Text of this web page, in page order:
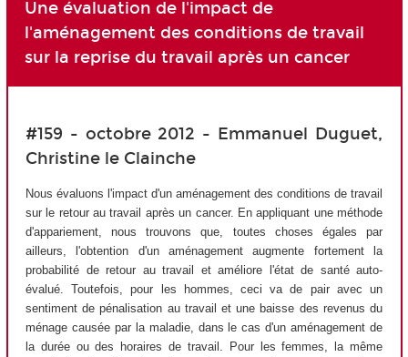
Une évaluation de l'impact de
l'aménagement des conditions de travail
sur la reprise du travail après un cancer
#159 - octobre 2012 - Emmanuel Duguet,
Christine le Clainche
Nous évaluons l'impact d'un aménagement des conditions de travail
sur le retour au travail après un cancer. En appliquant une méthode
d'appariement, nous trouvons que, toutes choses égales par
ailleurs, l'obtention d'un aménagement augmente fortement la
probabilité de retour au travail et améliore l'état de santé auto-
évalué. Toutefois, pour les hommes, ceci va de pair avec un
sentiment de pénalisation au travail et une baisse des revenus du
ménage causée par la maladie, dans le cas d'un aménagement de
la durée ou des horaires de travail. Pour les femmes, la même